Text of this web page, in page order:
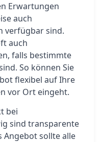
Erwartungen
auch
verfügbar sind.
auch
falls bestimmte
So können Sie
flexibel auf Ihre
vor Ort eingeht.
bei
sind transparente
Angebot sollte alle